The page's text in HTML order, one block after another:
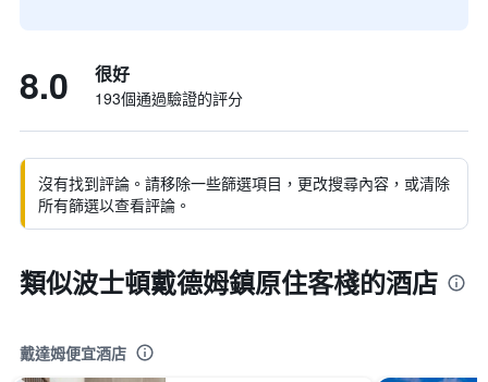
8.0 很好
193個通過驗證的評分
沒有找到評論。請移除一些篩選項目，更改搜尋內容，或清除
所有篩選以查看評論。
類似波士頓戴德姆鎮原住客棧的酒店
戴達姆便宜酒店